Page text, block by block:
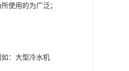
使用的为广泛；
：大型冷水机